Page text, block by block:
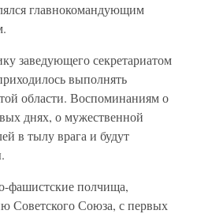
главнокомандующим
заведующего секретариатом
выполнять
области. Воспоминаниям о
днях, о мужественной
в тылу врага и будут
фашистские полчища,
Советского Союза, с первых